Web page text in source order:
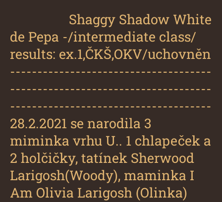
Shaggy Shadow White
de Pepa -/intermediate class/
results: ex.1,ČKŠ,OKV/uchovněn
-------------------------------------
-------------------------------------
-------------------------------------
28.2.2021 se narodila 3
miminka vrhu U.. 1 chlapeček a
2 holčičky, tatínek Sherwood
Larigosh(Woody), maminka I
Am Olivia Larigosh (Olinka)